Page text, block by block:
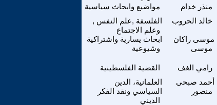
مواضيع وابحاث سياسية منذر خدام
الفلسفة ,علم النفس ,
وعلم الاجتماع
خالد الحروب
ابحاث يسارية واشتراكية
وشيوعية
موسى راكان
موسى
القضية الفلسطينية رامي الغف
العلمانية، الدين
السياسي ونقد الفكر
الديني
أحمد صبحى
منصور